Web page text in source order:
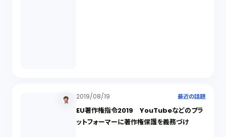
2019/08/19 最近の話題
EU著作権指令2019 YouTubeなどのプラ
ットフォーマーに著作権保護を義務づけ